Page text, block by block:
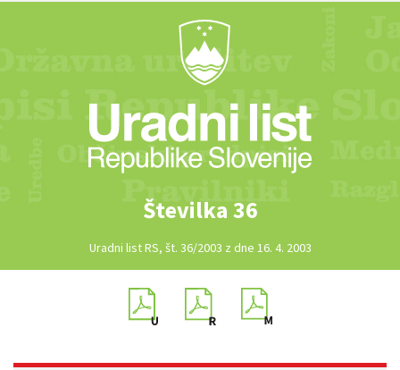
Številka 36
Uradni list RS, št. 36/2003 z dne 16. 4. 2003